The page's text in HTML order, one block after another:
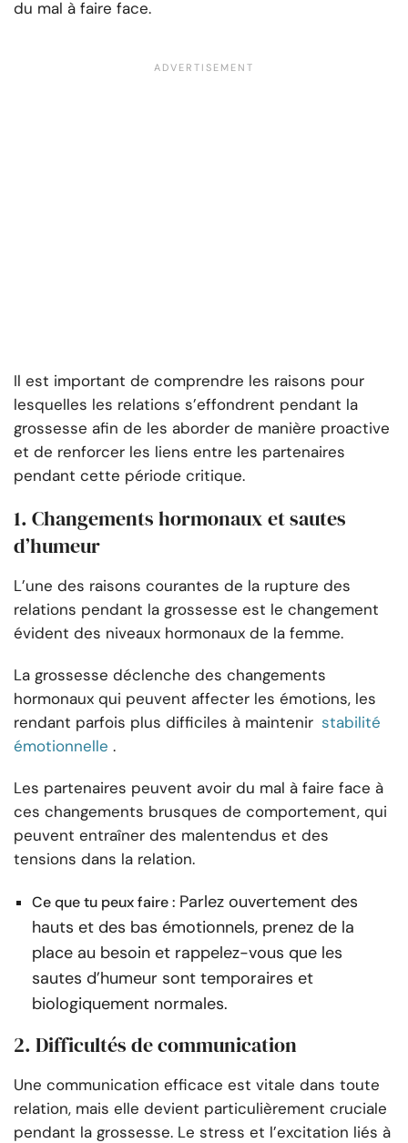
du mal à faire face.
Il est important de comprendre les raisons pour
lesquelles les relations s’effondrent pendant la
grossesse afin de les aborder de manière proactive
et de renforcer les liens entre les partenaires
pendant cette période critique.
1. Changements hormonaux et sautes
d’humeur
L’une des raisons courantes de la rupture des
relations pendant la grossesse est le changement
évident des niveaux hormonaux de la femme.
La grossesse déclenche des changements
hormonaux qui peuvent affecter les émotions, les
rendant parfois plus difficiles à maintenir stabilité
émotionnelle .
Les partenaires peuvent avoir du mal à faire face à
ces changements brusques de comportement, qui
peuvent entraîner des malentendus et des
tensions dans la relation.
Ce que tu peux faire : Parlez ouvertement des
hauts et des bas émotionnels, prenez de la
place au besoin et rappelez-vous que les
sautes d’humeur sont temporaires et
biologiquement normales.
2. Difficultés de communication
Une communication efficace est vitale dans toute
relation, mais elle devient particulièrement cruciale
pendant la grossesse. Le stress et l’excitation liés à